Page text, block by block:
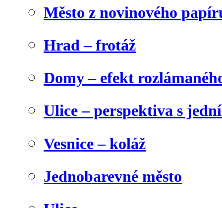
Město z novinového
Hrad – frotáž
Domy – efekt
Ulice – perspektiva s
Vesnice – koláž
Jednobarevné město